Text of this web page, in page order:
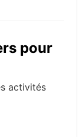
pour
activités